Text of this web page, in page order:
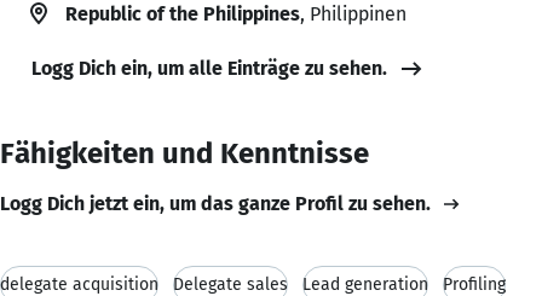
Republic of the Philippines, Philippinen
Logg Dich ein, um alle Einträge zu sehen.
Fähigkeiten und Kenntnisse
Logg Dich jetzt ein, um das ganze Profil zu sehen.
delegate acquisition Delegate sales Lead generation Profiling